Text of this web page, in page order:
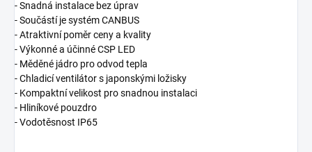
- Snadná instalace bez úprav
- Součástí je systém CANBUS
- Atraktivní poměr ceny a kvality
- Výkonné a účinné CSP LED
- Měděné jádro pro odvod tepla
- Chladicí ventilátor s japonskými ložisky
- Kompaktní velikost pro snadnou instalaci
- Hliníkové pouzdro
- Vodotěsnost IP65